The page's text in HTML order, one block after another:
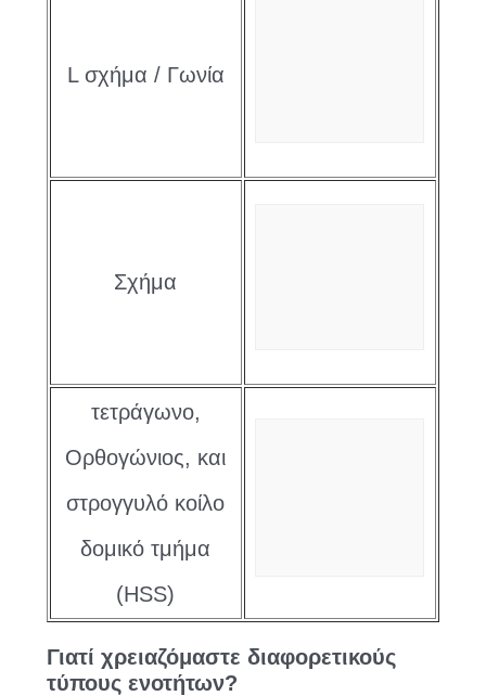
L σχήμα / Γωνία
Σχήμα
τετράγωνο,
Ορθογώνιος, και
στρογγυλό κοίλο
δομικό τμήμα
(HSS)
Γιατί χρειαζόμαστε διαφορετικούς
τύπους ενοτήτων?